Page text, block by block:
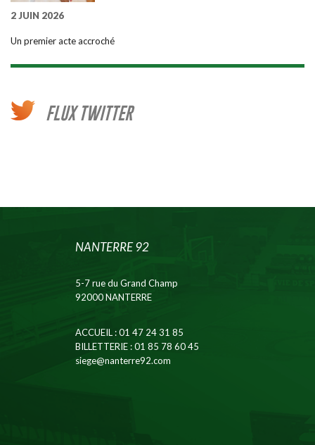
2 JUIN 2026
Un premier acte accroché
FLUX TWITTER
NANTERRE 92
5-7 rue du Grand Champ
92000 NANTERRE
ACCUEIL: 01 47 24 31 85
BILLETTERIE: 01 85 78 60 45
siege@nanterre92.com